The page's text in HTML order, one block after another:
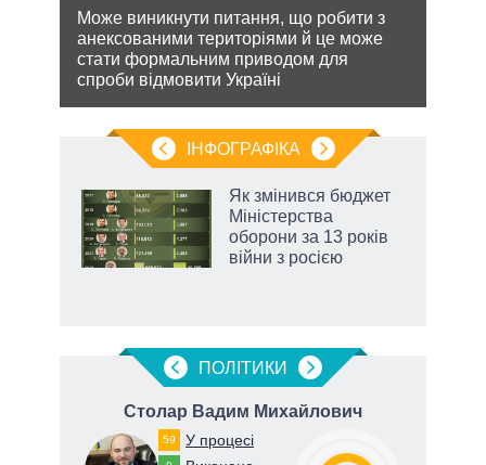
Може виникнути питання, що робити з
анексованими територіями й це може
стати формальним приводом для
спроби відмовити Україні
ІНФОГРАФІКА
Як змінився бюджет
Міністерства
оборони за 13 років
війни з росією
ПОЛIТИКИ
Столар Вадим Михайлович
59 У процесі